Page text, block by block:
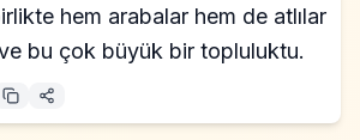
hem arabalar hem de atlılar
ve bu çok büyük bir topluluktu.